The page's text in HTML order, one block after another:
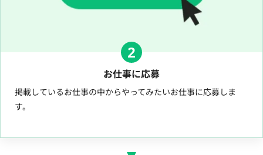
2
お仕事に応募
掲載しているお仕事の中からやってみたいお仕事に応募しま
す。